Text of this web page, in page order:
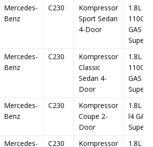
Mercedes-
Benz
C230
Kompressor
Sport Sedan
4-Door
1.8L
110Cu.
GAS
Mercedes-
Benz
C230
Kompressor
Classic
Sedan 4-
Door
1.8L
110Cu.
GAS
Mercedes-
Benz
C230
Kompressor
Coupe 2-
Door
1.8L
l4 GAS
Mercedes-
C230
Kompressor
1.8L